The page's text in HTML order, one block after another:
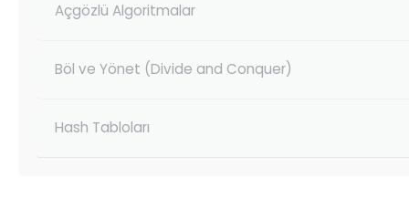
Açgözlü Algoritmalar
Böl ve Yönet (Divide and Conquer)
Hash Tabloları